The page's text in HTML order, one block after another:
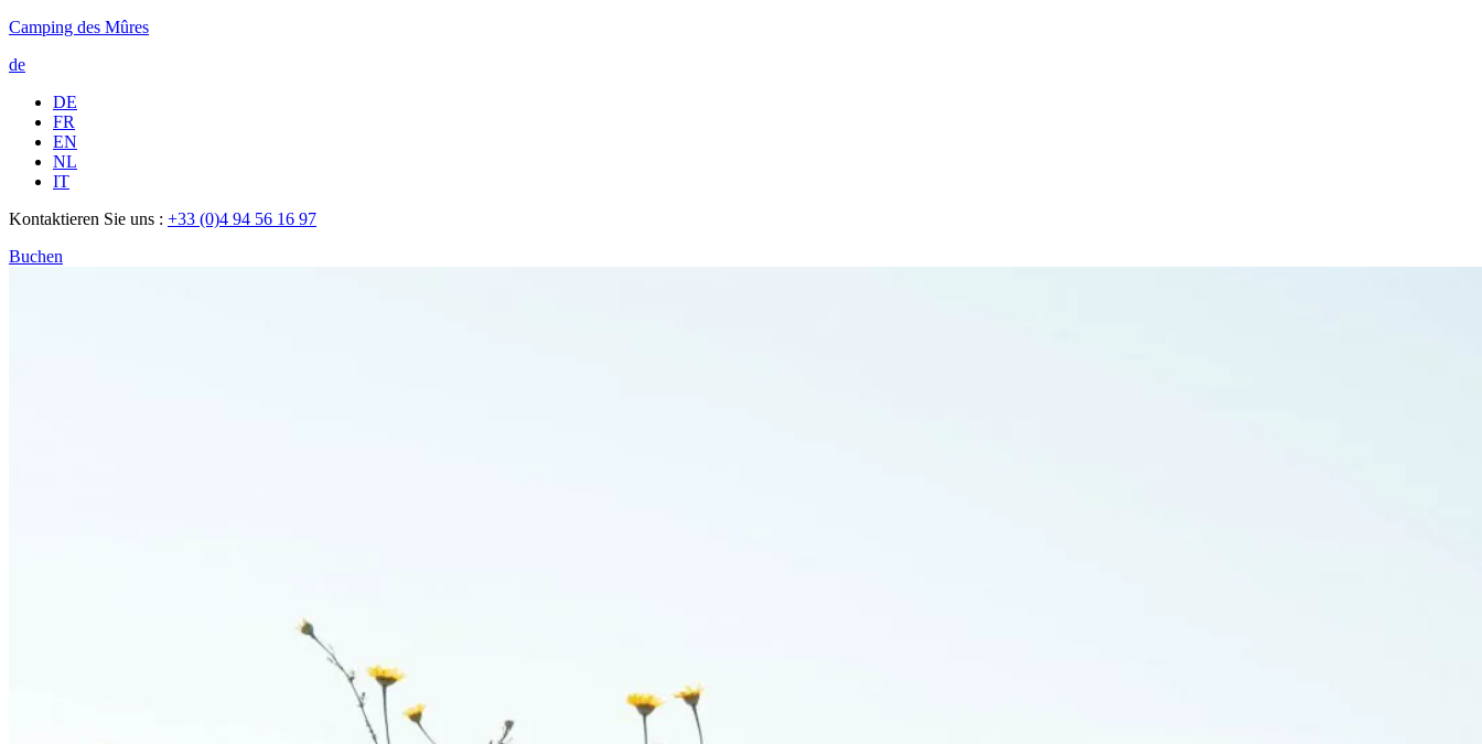
Camping des Mûres
de
DE
FR
EN
NL
IT
Kontaktieren Sie uns : +33 (0)4 94 56 16 97
Buchen